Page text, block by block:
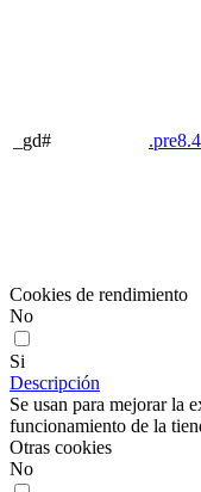
_gd#
Cookies de rendimiento
No
Si
Descripción
Se usan para mejorar la
funcionamiento de la
Otras cookies
No